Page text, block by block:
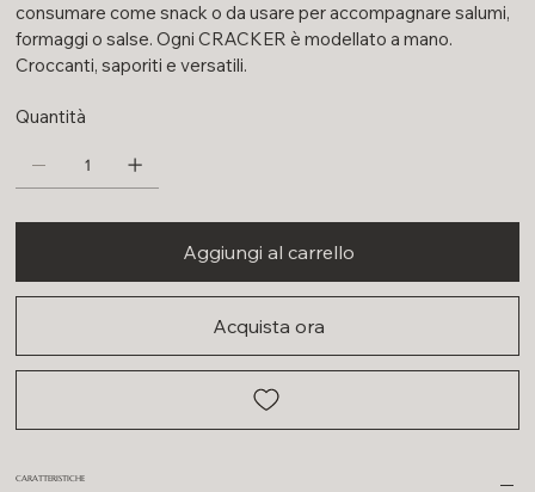
consumare come snack o da usare per accompagnare salumi,
formaggi o salse. Ogni CRACKER è modellato a mano.
Croccanti, saporiti e versatili.
Quantità
Aggiungi al carrello
Acquista ora
CARATTERISTICHE